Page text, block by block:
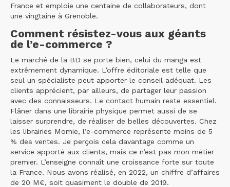
France et emploie une centaine de collaborateurs, dont
une vingtaine à Grenoble.
Comment résistez-vous aux géants
de l’e-commerce ?
Le marché de la BD se porte bien, celui du manga est
extrêmement dynamique. L’offre éditoriale est telle que
seul un spécialiste peut apporter le conseil adéquat. Les
clients apprécient, par ailleurs, de partager leur passion
avec des connaisseurs. Le contact humain reste essentiel.
Flâner dans une librairie physique permet aussi de se
laisser surprendre, de réaliser de belles découvertes. Chez
les librairies Momie, l’e-commerce représente moins de 5
% des ventes. Je perçois cela davantage comme un
service apporté aux clients, mais ce n’est pas mon métier
premier. L’enseigne connaît une croissance forte sur toute
la France. Nous avons réalisé, en 2022, un chiffre d’affaires
de 20 M€, soit quasiment le double de 2019.